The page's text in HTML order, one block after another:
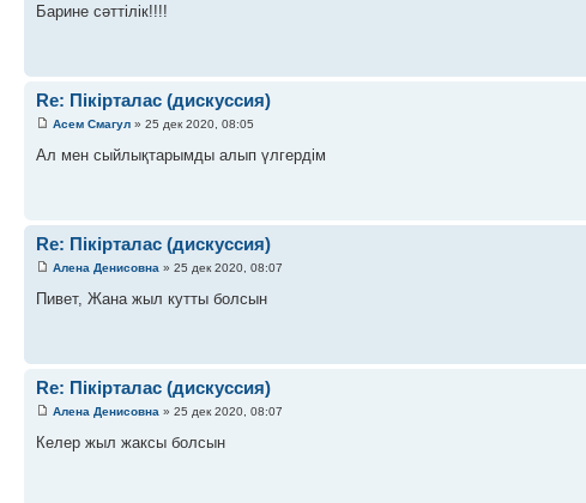
Барине сәттілік!!!!
Re: Пікірталас (дискуссия)
Асем Смагул » 25 дек 2020, 08:05
Ал мен сыйлықтарымды алып үлгердім
Re: Пікірталас (дискуссия)
Алена Денисовна » 25 дек 2020, 08:07
Пивет, Жана жыл кутты болсын
Re: Пікірталас (дискуссия)
Алена Денисовна » 25 дек 2020, 08:07
Келер жыл жаксы болсын